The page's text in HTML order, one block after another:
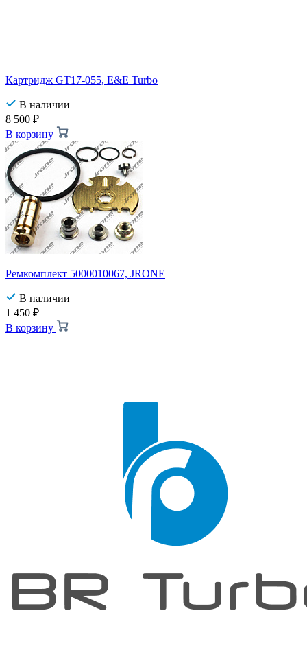
Картридж GT17-055, E&E Turbo
В наличии
8 500 ₽
В корзину
Ремкомплект 5000010067, JRONE
В наличии
1 450 ₽
В корзину